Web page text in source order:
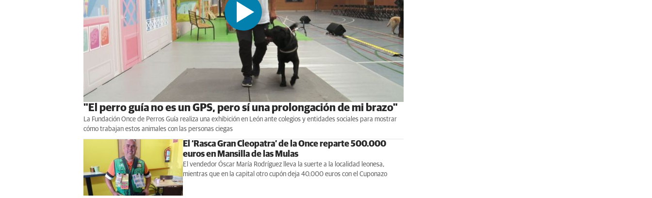
"El perro guía no es un GPS, pero sí una prolongación de mi brazo"
La Fundación Once de Perros Guía realiza una exhibición en León ante colegios y entidades sociales para mostrar
cómo trabajan estos animales con las personas ciegas
El ‘Rasca Gran Cleopatra’ de la Once reparte 500.000
euros en Mansilla de las Mulas
El vendedor Óscar María Rodríguez lleva la suerte a la localidad leonesa,
mientras que en la capital otro cupón deja 40.000 euros con el Cuponazo